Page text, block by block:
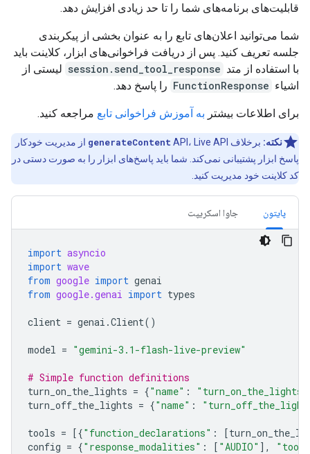
قابلیت‌های برنامه‌های شما را تا حد زیادی افزایش دهد.
شما می‌توانید اعلان‌های تابع را به عنوان بخشی از پیکربندی
جلسه تعریف کنید. پس از دریافت فراخوانی‌های ابزار، کلاینت باید
با استفاده از متد session.send_tool_response لیستی از
اشیاء FunctionResponse را پاسخ دهد.
برای اطلاعات بیشتر به آموزش فراخوانی تابع مراجعه کنید.
نکته: برخلاف generateContent API، Live API از مدیریت خودکار
پاسخ ابزار پشتیبانی نمی‌کند. شما باید پاسخ‌های ابزار را به صورت دستی در
کد کلاینت خود مدیریت کنید.
پایتون جاوا اسکریپت
import asyncio
import wave
from google import genai
from google.genai import types
client = genai .Client()
model = "gemini-3.1-flash-live-preview"
# Simple function definitions
turn_on_the_lights = {"name" : "turn_on_the_lights"
turn_off_the_lights = {"name" :
tools = [{"function_declarations" : [
config = {"response_modalities" : [ "AUDIO" ],